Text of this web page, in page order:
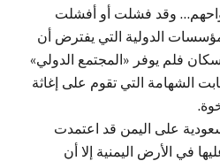
وقد فشلت أو أفشلت
الدولية التي يفترض أن
فلم يوفر «المجتمع الدولي»
الشهامة التي تقوم على إغاثة
على اليمن قد اعتمدت
في الأرض اليمنية إلا أن